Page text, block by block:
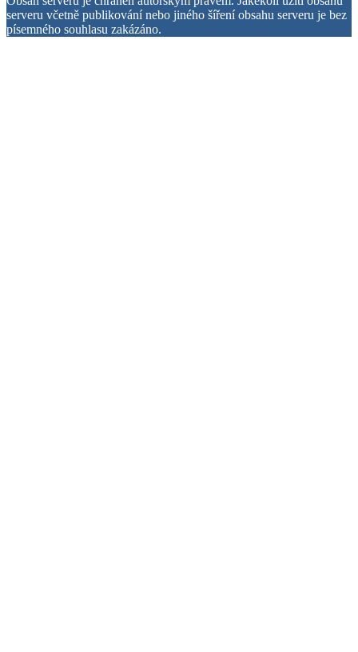
serveru včetně publikování nebo jiného šíření obsahu serveru je bez
písemného souhlasu zakázáno.